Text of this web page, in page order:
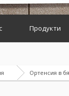
Продукти
Ортенсия в